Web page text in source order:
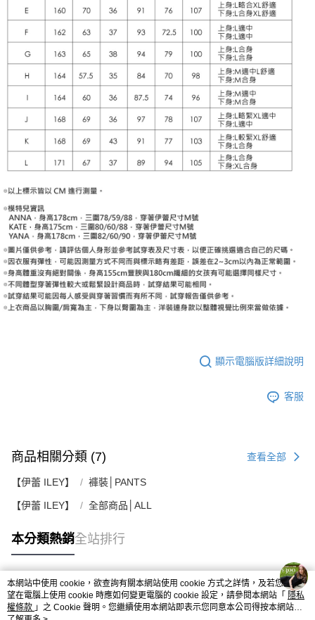
顯示電腦版詳細說明
客服
商品相關分類 (7) 查看全部
【伊蕾 ILEY】 褲裝│PANTS
【伊蕾 ILEY】 全部商品│ALL
本分類熱銷全站排行
熱門標籤
本網站中使用 cookie，欲查詢有關本網站使用 cookie 方式之詳情，及若您不希
望在電腦上使用 cookie 時應如何變更電腦的 cookie 設定，請參閱本網站「 隱私
權條款 」之 Cookie 聲明。您繼續使用本網站即表示您同意本公司得按本網站使